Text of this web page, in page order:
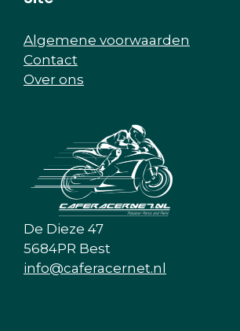
Algemene voorwaarden
Contact
Over ons
De Dieze 47
5684PR Best
info@caferacernet.nl